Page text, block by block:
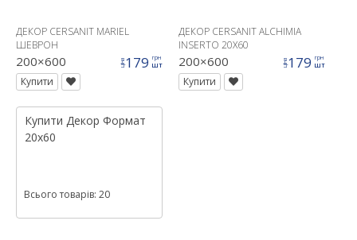
ДЕКОР CERSANIT MARIEL
ШЕВРОН
200×600 ціна179 грн
шт
Купити
ДЕКОР CERSANIT ALCHIMIA
INSERTO 20X60
200×600 ціна179 грн
шт
Купити
Купити Декор Формат
20x60
Всього товарів: 20